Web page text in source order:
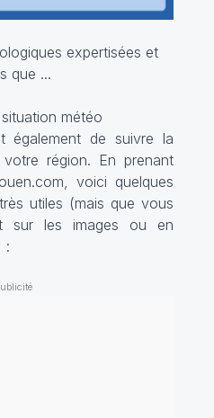
expertisées et
que ...
météo
également de suivre la
région. En prenant
voici quelques
utiles (mais que vous
sur les images ou en
: